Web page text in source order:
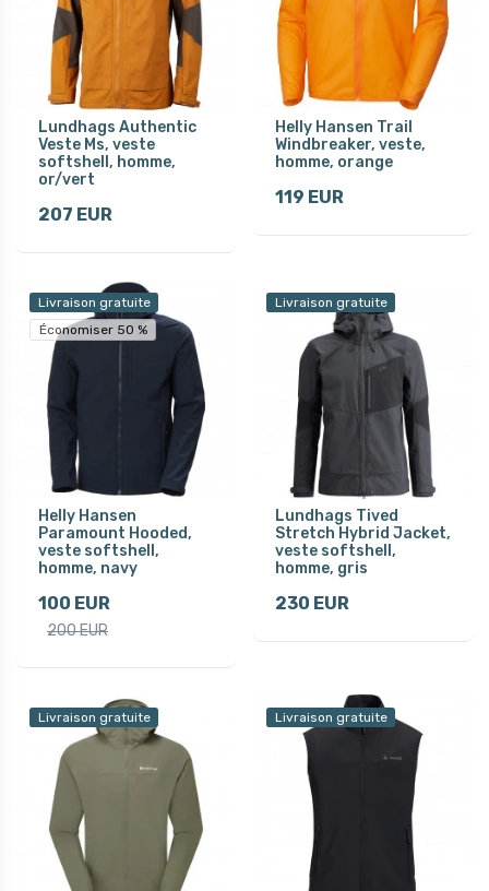
Lundhags Authentic
Veste Ms, veste
softshell, homme,
or/vert
207 EUR
Helly Hansen Trail
Windbreaker, veste,
homme, orange
119 EUR
Livraison gratuite
Économiser 50 %
Helly Hansen
Paramount Hooded,
veste softshell,
homme, navy
100 EUR
200 EUR
Livraison gratuite
Lundhags Tived
Stretch Hybrid Jacket,
veste softshell,
homme, gris
230 EUR
Livraison gratuite Livraison gratuite